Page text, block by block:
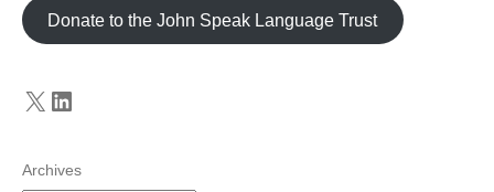
Donate to the John Speak Language Trust
X LinkedIn
Archives